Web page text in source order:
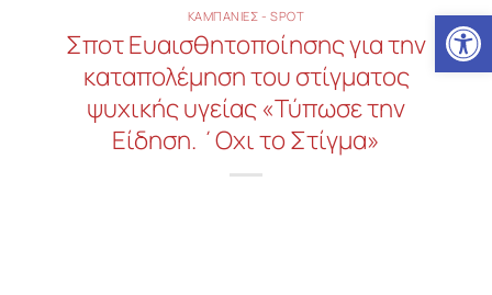
ΚΑΜΠΑΝΙΕΣ - SPOT
Σποτ Ευαισθητοποίησης για την
καταπολέμηση του στίγματος
ψυχικής υγείας «Τύπωσε την
Είδηση. ΄Οχι το Στίγμα»